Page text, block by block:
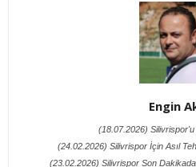
Engin
(18.07.2026)
(24.02.2026) Silivrispor İçin Asıl
(23.02.2026) Silivrispor Son Dakikada